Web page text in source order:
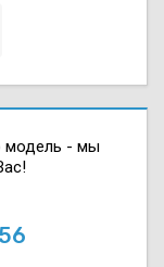
модель - мы